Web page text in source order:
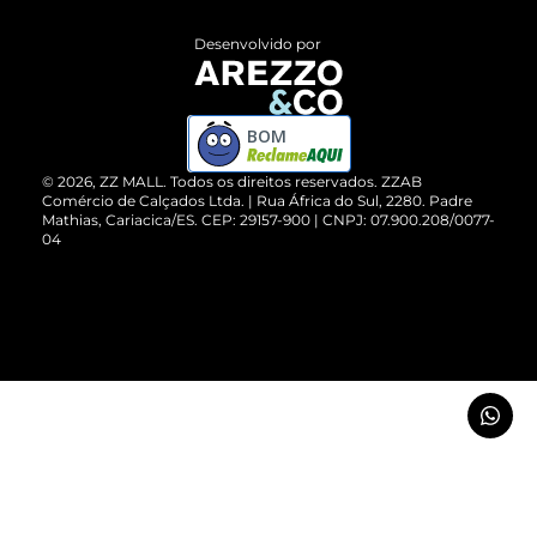
ZZ MALL é confiável
Cartão Presente
Vendas Corporativas
Devolução do Produto
Compre pelo WhatsApp
© 2026, ZZ MALL. Todos os direitos reservados. ZZAB
Comércio de Calçados Ltda. | Rua África do Sul, 2280. Padre
Mathias, Cariacica/ES. CEP: 29157-900 | CNPJ: 07.900.208/0077-
04
Desenvolvido por
BOM